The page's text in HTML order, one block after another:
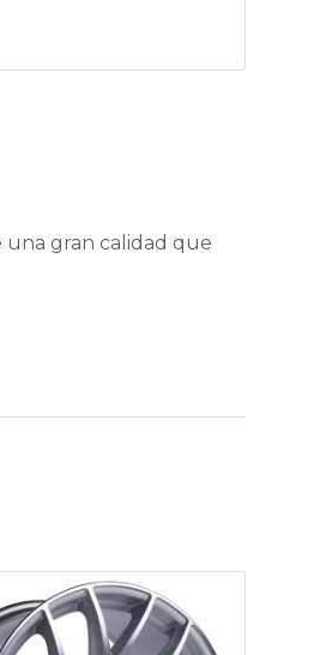
una gran calidad que